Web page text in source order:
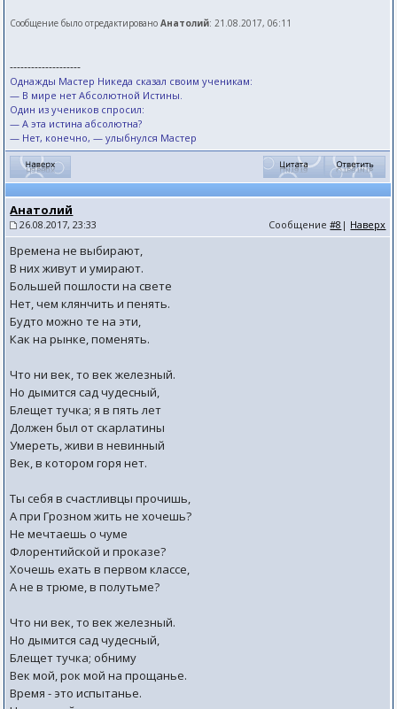
Сообщение было отредактированоАнатолий: 21.08.2017, 06:11
--------------------
Однажды Мастер Никеда сказал своим ученикам:
— В мире нет Абсолютной Истины.
Один из учеников спросил:
— А эта истина абсолютна?
— Нет, конечно, — улыбнулся Мастер
Анатолий
26.08.2017, 23:33 Сообщение#8 | Наверх
Времена не выбирают,
В них живут и умирают.
Большей пошлости на свете
Нет, чем клянчить и пенять.
Будто можно те на эти,
Как на рынке, поменять.
Что ни век, то век железный.
Но дымится сад чудесный,
Блещет тучка; я в пять лет
Должен был от скарлатины
Умереть, живи в невинный
Век, в котором горя нет.
Ты себя в счастливцы прочишь,
А при Грозном жить не хочешь?
Не мечтаешь о чуме
Флорентийской и проказе?
Хочешь ехать в первом классе,
А не в трюме, в полутьме?
Что ни век, то век железный.
Но дымится сад чудесный,
Блещет тучка; обниму
Век мой, рок мой на прощанье.
Время - это испытанье.